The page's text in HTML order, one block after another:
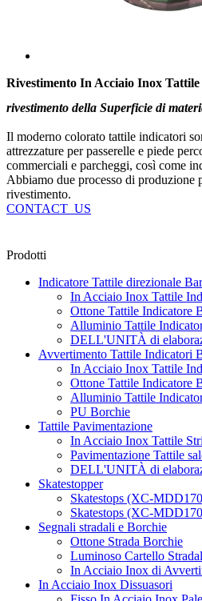
Rivestimento In Acciaio Inox
rivestimento della Superficie di
Il moderno colorato tattile indicatori
attrezzature per passerelle e piede
commerciali e parcheggi, così come
Abbiamo due processo di produzione
rivestimento.
CONTACT_US
Prodotti
Indicatore Tattile direzionale
In Acciaio Inox Tattile
Ottone Tattile Indicatore
Alluminio Tattile
DELL'UNITÀ di
Avvertimento Tattile Indicatori
In Acciaio Inox Tattile
Ottone Tattile Indicatore
Alluminio Tattile
PU Borchie
Tattile Pavimentazione
In Acciaio Inox Tattile
Pavimentazione Tattile
DELL'UNITÀ di
Skatestopper
Skatestops (XC-
Skatestops (XC-
Segnali stradali e Borchie
Ottone Strada Borchie
Luminoso Cartello
In Acciaio Inox di
In Acciaio Inox Dissuasori